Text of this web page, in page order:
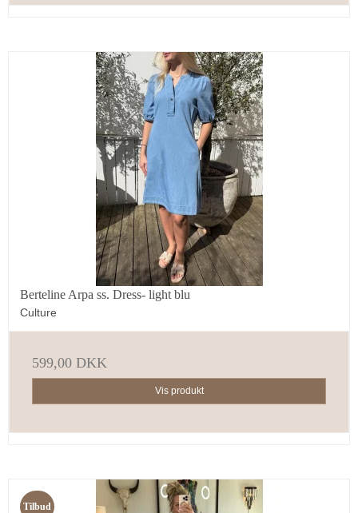
Berteline Arpa ss. Dress- light blu
Culture
599,00 DKK
Vis produkt
Tilbud
Fornavn
Tilmeld dig
Ved tilmelding accepterer du at modtage relevant email
markedsføring.
Nej tak – jeg vil ikke spare 10%